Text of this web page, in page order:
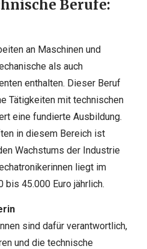
Berufe:
an Maschinen und
als auch
enthalten. Dieser Beruf
Tätigkeiten mit technischen
eine fundierte Ausbildung.
in diesem Bereich ist
Wachstums der Industrie
liegt im
bis 45.000 Euro jährlich.
sind dafür verantwortlich,
und die technische